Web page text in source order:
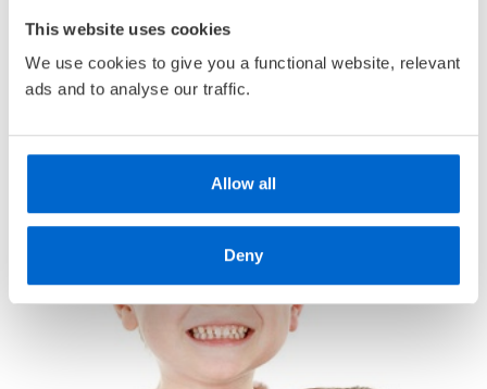
This website uses cookies
We use cookies to give you a functional website, relevant
ads and to analyse our traffic.
Allow all
Deny
linjene gjennom dypdykk i materien. Vi har vært på jakt
etter den gode historie – og funnet den.
Verket inneholder:
Lærerveiledninger
Gratis læringsobjekter på Internett